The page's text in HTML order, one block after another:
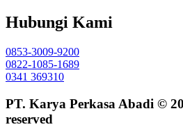
Hubungi Kami
0853-3009-9200
0822-1085-1689
0341 369310
PT. Karya Perkasa Abadi ©
reserved